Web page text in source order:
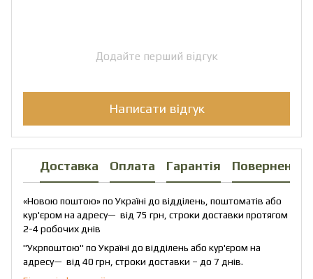
Додайте перший відгук
Написати відгук
Доставка Оплата Гарантія Повернення
«Новою поштою» по Україні до відділень, поштоматів або
кур'єром на адресу— від 75 грн, строки доставки протягом
2-4 робочих днів
"Укрпоштою" по Україні до відділень або кур'єром на
адресу— від 40 грн, строки доставки – до 7 днів.